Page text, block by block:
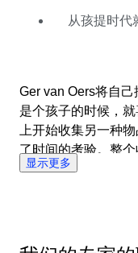
90年代生产的限量
从孩提时代
Ger van Oers将自己描述为“像喜鹊一样的孩子”。在他还
是个孩子的时候，
上开始收集另一种
了时间的考验。整
有了接近于本能的直
的自来水钢笔就是
显示更多